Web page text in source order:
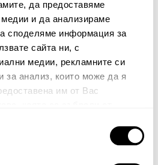
да предоставяме
и да анализираме
споделяме информация за
сайта ни, с
медии, рекламните си
за анализ, които може да я
им от Вас